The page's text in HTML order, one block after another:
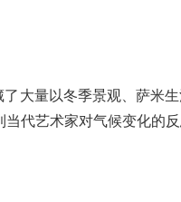
大量以冬季景观、萨米
代艺术家对气候变化的